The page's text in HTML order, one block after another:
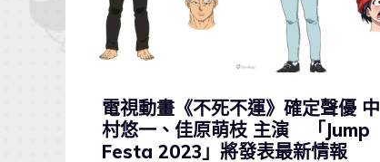
電視動畫《不死不運》確定聲優 中
村悠一、佳原萌枝 主演 「Jump
Festa 2023」將發表最新情報